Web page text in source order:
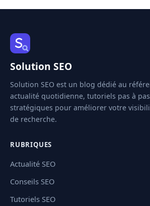
Solution SEO
Solution SEO est un blog dédié au
actualité quotidienne, tutoriels pas à
stratégiques pour améliorer votre
de recherche.
RUBRIQUES
Actualité SEO
Conseils SEO
Tutoriels SEO